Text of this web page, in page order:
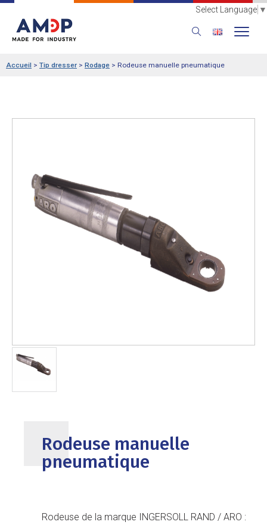
Select Language ▼
Accueil > Tip dresser > Rodage > Rodeuse manuelle pneumatique
Rodeuse manuelle
pneumatique
Rodeuse de la marque INGERSOLL RAND / ARO :